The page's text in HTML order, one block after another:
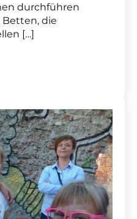
durchführen
Betten, die
[…]